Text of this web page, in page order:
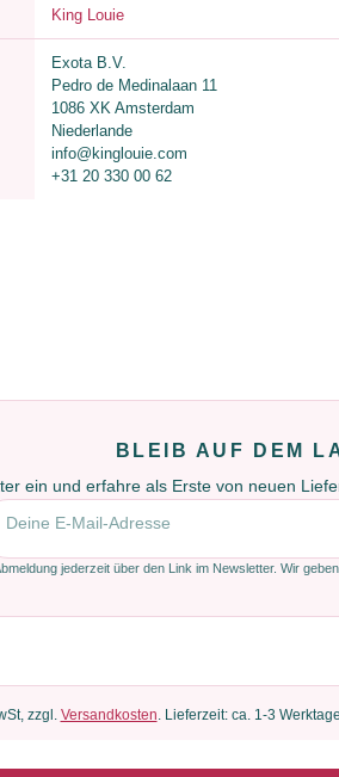
King Louie
Exota B.V.
Pedro de Medinalaan 11
1086 XK Amsterdam
Niederlande
info@kinglouie.com
+31 20 330 00 62
BLEIB AUF DEM
ein und erfahre als Erste von neuen
Adresse
jederzeit über den Link im Newsletter. Wir
zzgl. Versandkosten. Lieferzeit: ca. 1-3